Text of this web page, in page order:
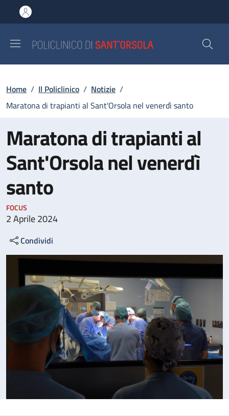
al contenuto principale
to footer content
Briciole di pane
Home / Il Policlinico / Notizie /
Maratona di trapianti al Sant'Orsola nel venerdì santo
Maratona di trapianti al
Sant'Orsola nel venerdì
santo
FOCUS
2 Aprile 2024
Condividi